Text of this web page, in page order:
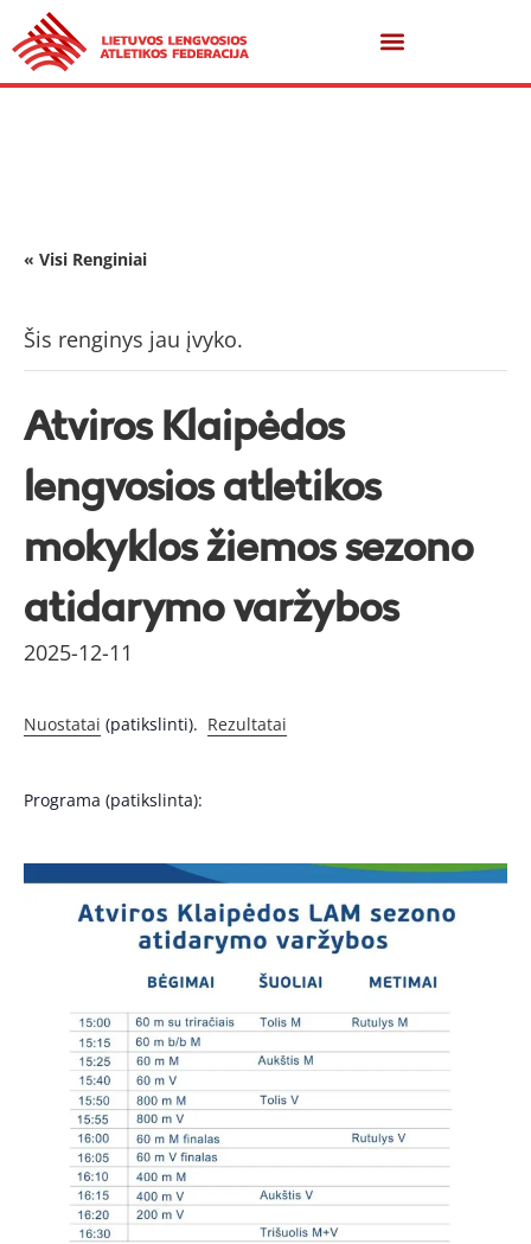
« Visi Renginiai
Šis renginys jau įvyko.
Atviros Klaipėdos
lengvosios atletikos
mokyklos žiemos sezono
atidarymo varžybos
2025-12-11
Nuostatai (patikslinti). Rezultatai
Programa (patikslinta):